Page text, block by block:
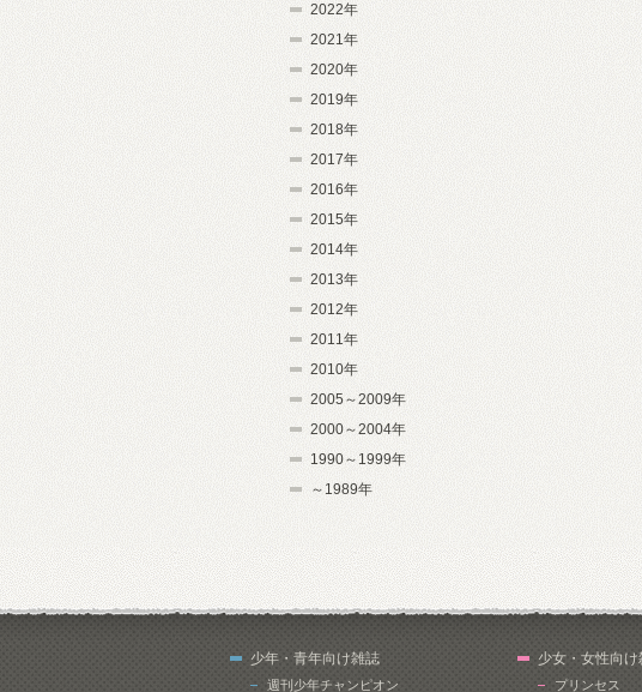
2022年
2021年
2020年
2019年
2018年
2017年
2016年
2015年
2014年
2013年
2012年
2011年
2010年
2005～2009年
2000～2004年
1990～1999年
～1989年
少年・青年向け雑誌
週刊少年チャンピオン
少女・女性向け
プリンセス